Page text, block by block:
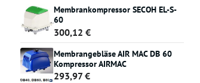
Membrankompressor SECOH EL-S-
60
300,12 €
Membrangebläse AIR MAC DB 60
Kompressor AIRMAC
293,97 €